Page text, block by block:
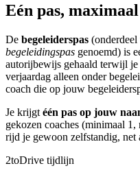
Eén pas,
De begeleiderspas
begeleidingspas genoemd) is
autorijbewijs gehaald terwijl
verjaardag alleen onder
coach die op jouw
Je krijgt één pas op jouw
gekozen coaches (minimaal
rijd je gewoon zelfstandig,
2toDrive tijdlijn